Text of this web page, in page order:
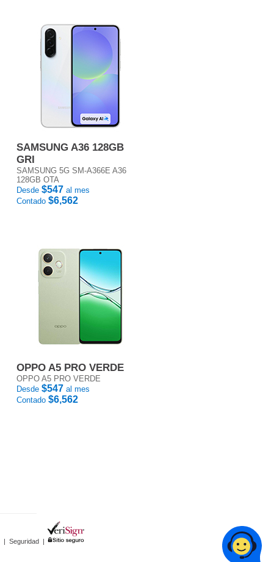
SAMSUNG A36 128GB
GRI
SAMSUNG 5G SM-A366E A36
128GB OTA
Desde $547 al mes
Contado $6,562
OPPO A5 PRO VERDE
OPPO A5 PRO VERDE
Desde $547 al mes
Contado $6,562
| Seguridad |